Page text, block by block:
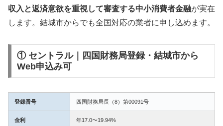
収入と返済意欲を重視して審査する中小消費者金融が実在
します。結城市からでも全国対応の業者に申し込めます。
① セントラル｜四国財務局登録・結城市から
Web申込み可
登録番号 四国財務局長（8）第00091号
金利 年17.0〜19.94%